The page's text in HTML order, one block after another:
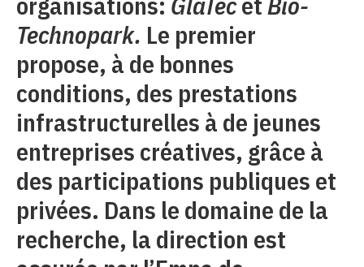
Technopark. Le premier
propose, à de bonnes
conditions, des prestations
infrastructurelles à de jeunes
entreprises créatives, grâce à
des participations publiques et
privées. Dans le domaine de la
recherche, la direction est